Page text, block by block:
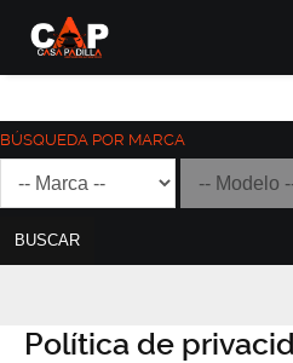
BÚSQUEDA POR MARCA
BUSCAR
Política de